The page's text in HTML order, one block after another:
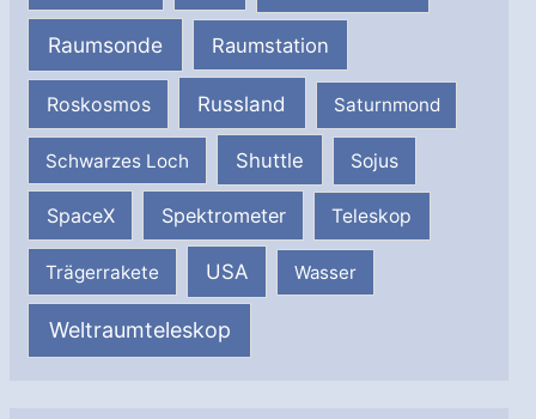
Raumsonde Raumstation
Roskosmos Russland Saturnmond
Schwarzes Loch Shuttle Sojus
SpaceX Spektrometer Teleskop
Trägerrakete USA Wasser
Weltraumteleskop